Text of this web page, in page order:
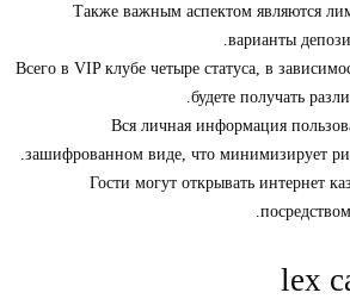
Также важным аспектом являются
варианты
Всего в VIP клубе четыре статуса, в
будете получать
Вся личная информация
зашифрованном виде, что минимизирует
Гости могут открывать интернет
lex